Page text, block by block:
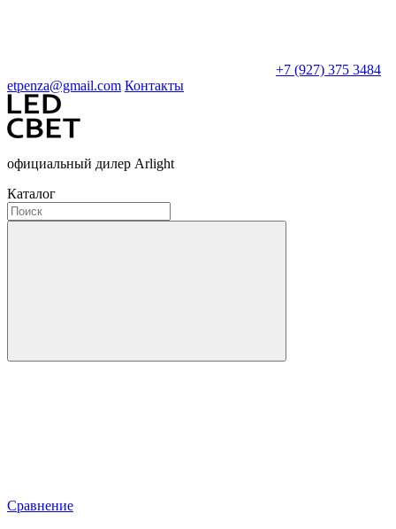
+7 (927) 375 3484
etpenza@gmail.com Контакты
официальный дилер Arlight
Каталог
Сравнение